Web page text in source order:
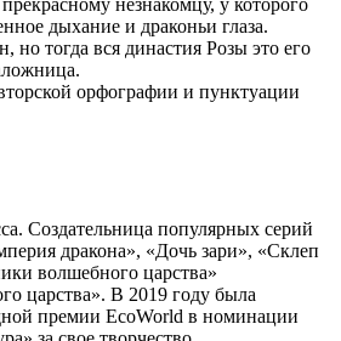
дыхание и драконьи глаза.
но тогда вся династия Розы это его
орфографии и пунктуации
Создательница популярных серий
дракона», «Дочь зари», «Склеп
волшебного царства»
царства». В 2019 году была
премии EcoWorld в номинации